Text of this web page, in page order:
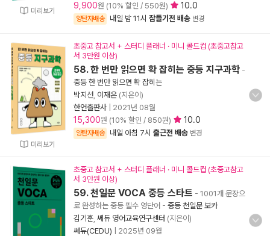
미리보기
9,900원 (10% 할인 / 550원) 10.0
양탄자배송 내일 밤 11시 잠들기전 배송 변경
미리보기
초중고 참고서 + 스터디 플래너 · 미니 콜드컵 (초중고참고
서 3만원 이상)
58. 한 번만 읽으면 확 잡히는 중등 지구과학 -
중등 한 번만 읽으면 확 잡히는
박지선 이재은 (지은이)
한언출판사
2021년 08월
15,300원 (10% 할인 / 850원) 10.0
양탄자배송 내일 아침 7시 출근전 배송 변경
초중고 참고서 + 스터디 플래너 · 미니 콜드컵 (초중고참고
서 3만원 이상)
59. 천일문 VOCA 중등 스타트 - 1001개 문장으
로 완성하는 중등 필수 영단어 - 중등 천일문 보카
김기훈 쎄듀 영어교육연구센터 (지은이)
쎄듀(CEDU)
2025년 09월